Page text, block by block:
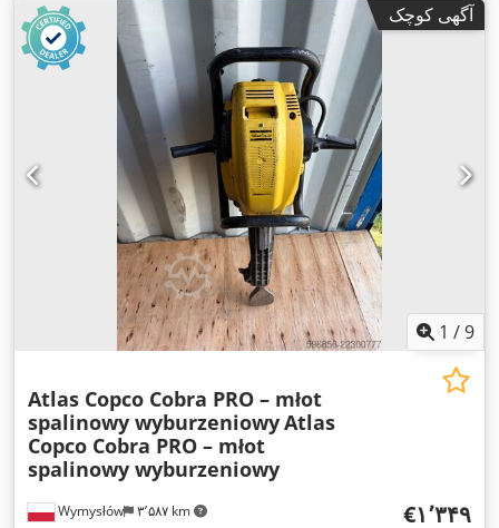
آگهی کوچک
1 /9
Wymysłów ۳٬۵۸۷ km
Atlas Copco Cobra PRO – młot
spalinowy wyburzeniowyAtlas
Copco Cobra PRO – młot
spalinowy wyburzeniowy
‎€۱٬۳۴۹